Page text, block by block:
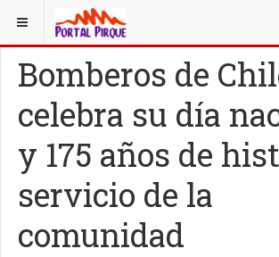
ESTÁ AQUÍ: NOTICIAS
Bomberos de
celebra su día
y 175 años de
servicio de la
comunidad